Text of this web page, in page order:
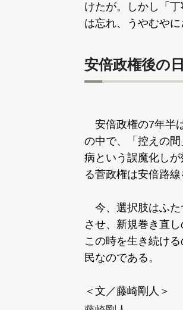
けたが。しかし「
は忘れ、うやむやに
安倍政権後の
安倍政権の7年半
の中で、「控えの
病という誤魔化し
る菅政権は安倍路
今、選択肢はふた
させ、新規巻き直
この時を生き続け
民なのである。
＜文／藤崎剛人＞